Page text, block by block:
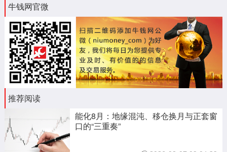
牛钱网官微
推荐阅读
能化8月：地缘混沌、移仓换月与正套窗
口的“三重奏”